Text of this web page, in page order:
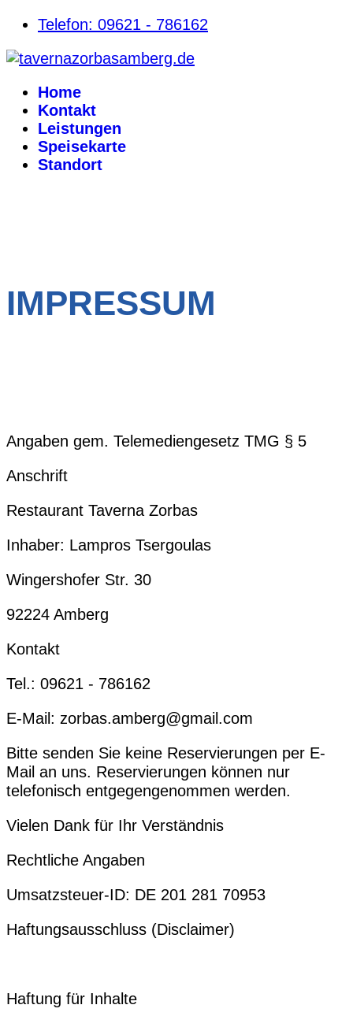
Telefon: 09621 - 786162
Home
Kontakt
Leistungen
Speisekarte
Standort
IMPRESSUM
Angaben gem. Telemediengesetz TMG § 5
Anschrift
Restaurant Taverna Zorbas
Inhaber: Lampros Tsergoulas
Wingershofer Str. 30
92224 Amberg
Kontakt
Tel.: 09621 - 786162
E-Mail: zorbas.amberg@gmail.com
Bitte senden Sie keine Reservierungen per E-
Mail an uns. Reservierungen können nur
telefonisch entgegengenommen werden.
Vielen Dank für Ihr Verständnis
Rechtliche Angaben
Umsatzsteuer-ID: DE 201 281 70953
Haftungsausschluss (Disclaimer)
Haftung für Inhalte